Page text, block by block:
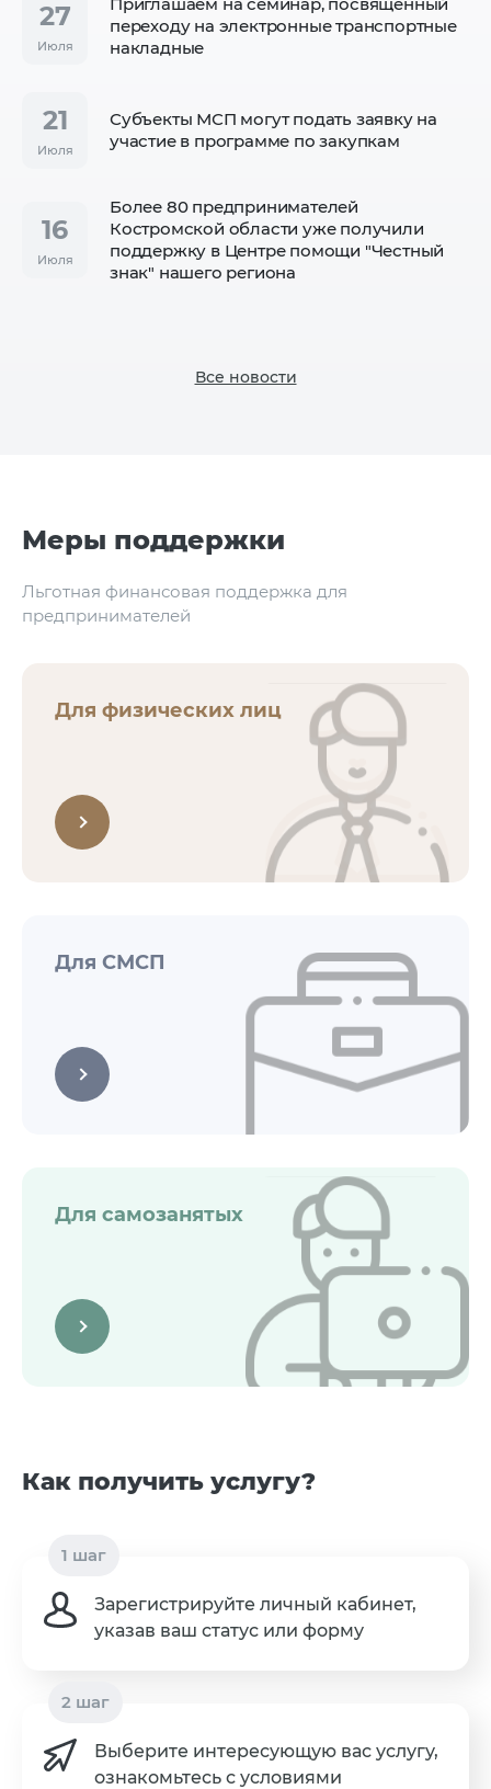
27
Июля
переходу на электронные транспортные
накладные
21
Июля
Субъекты МСП могут подать заявку на
участие в программе по закупкам
16
Июля
Более 80 предпринимателей
Костромской области уже получили
поддержку в Центре помощи "Честный
знак" нашего региона
Все новости
Меры поддержки
Льготная финансовая поддержка для
предпринимателей
Для физических лиц
Для СМСП
Для самозанятых
Как получить услугу?
Зарегистрируйте личный кабинет,
указав ваш статус или форму
Выберите интересующую вас услугу,
ознакомьтесь с условиями